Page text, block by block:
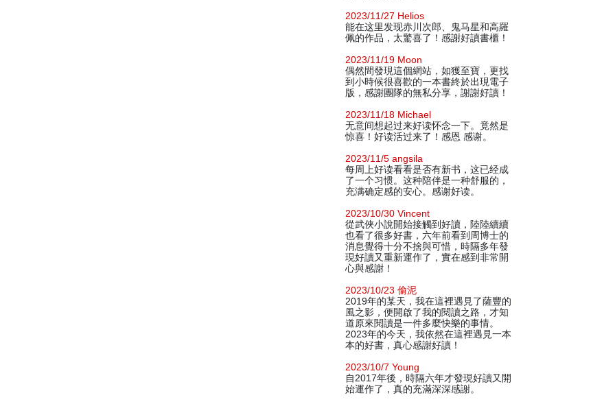
2023/11/27 Helios
能在这里发现赤川次郎、鬼马星和高羅
佩的作品，太驚喜了！感謝好讀書櫃！
2023/11/19 Moon
偶然間發現這個網站，如獲至寶，更找
到小時候很喜歡的一本書終於出現電子
版，感謝團隊的無私分享，謝謝好讀！
2023/11/18 Michael
无意间想起过来好读怀念一下。竟然是
惊喜！好读活过来了！感恩 感谢。
2023/11/5 angsila
每周上好读看看是否有新书，这已经成
了一个习惯。这种陪伴是一种舒服的，
充满确定感的安心。感谢好读。
2023/10/30 Vincent
從武俠小說開始接觸到好讀，陸陸續續
也看了很多好書，六年前看到周博士的
消息覺得十分不捨與可惜，時隔多年發
現好讀又重新運作了，實在感到非常開
心與感謝！
2023/10/23 偷泥
2019年的某天，我在這裡遇見了薩豐的
風之影，便開啟了我的閱讀之路，才知
道原來閱讀是一件多麼快樂的事情。
2023年的今天，我依然在這裡遇見一本
本的好書，真心感謝好讀！
2023/10/7 Young
自2017年後，時隔六年才發現好讀又開
始運作了，真的充滿深深感謝。